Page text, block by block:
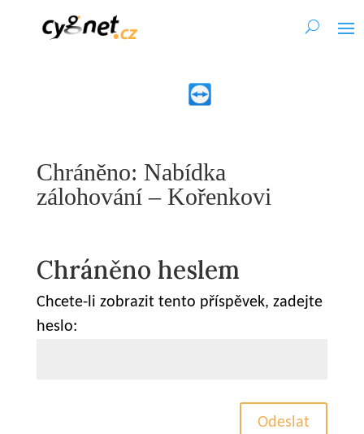
Chráněno: Nabídka
zálohování – Kořenkovi
Chráněno heslem
Chcete-li zobrazit tento příspěvek, zadejte
heslo:
Odeslat